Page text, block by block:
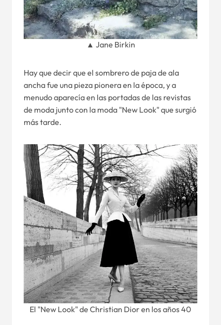
▲ Jane Birkin
Hay que decir que el sombrero de paja de ala
ancha fue una pieza pionera en la época, y a
menudo aparecía en las portadas de las revistas
de moda junto con la moda "New Look" que surgió
más tarde.
El "New Look" de Christian Dior en los años 40